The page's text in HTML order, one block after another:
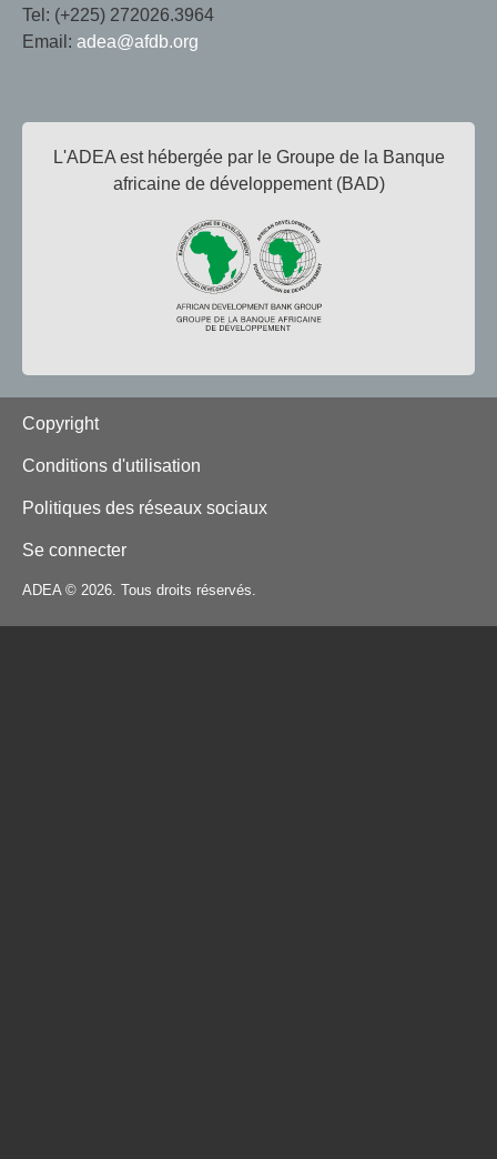
Tel: (+225) 272026.3964
Email: adea@afdb.org
L'ADEA est hébergée par le Groupe de la Banque
africaine de développement (BAD)
Footer
Copyright
Conditions d'utilisation
Politiques des réseaux sociaux
Se connecter
ADEA © 2026. Tous droits réservés.